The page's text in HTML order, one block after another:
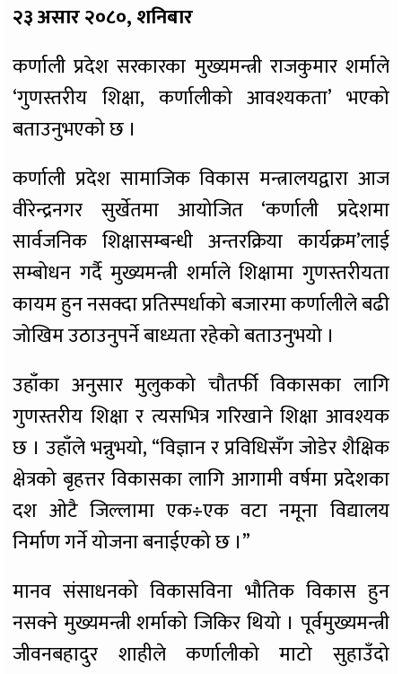
२३ असार २०८०, शनिबार
कर्णाली प्रदेश सरकारका मुख्यमन्त्री राजकुमार शर्माले
‘गुणस्तरीय शिक्षा, कर्णालीको आवश्यकता’ भएको
बताउनुभएको छ ।
कर्णाली प्रदेश सामाजिक विकास मन्त्रालयद्वारा आज
वीरेन्द्रनगर सुर्खेतमा आयोजित ‘कर्णाली प्रदेशमा
सार्वजनिक शिक्षासम्बन्धी अन्तरक्रिया कार्यक्रम’लाई
सम्बोधन गर्दै मुख्यमन्त्री शर्माले शिक्षामा गुणस्तरीयता
कायम हुन नसक्दा प्रतिस्पर्धाको बजारमा कर्णालीले बढी
जोखिम उठाउनुपर्ने बाध्यता रहेको बताउनुभयो ।
उहाँका अनुसार मुलुकको चौतर्फी विकासका लागि
गुणस्तरीय शिक्षा र त्यसभित्र गरिखाने शिक्षा आवश्यक
छ । उहाँले भन्नुभयो, “विज्ञान र प्रविधिसँग जोडेर शैक्षिक
क्षेत्रको बृहत्तर विकासका लागि आगामी वर्षमा प्रदेशका
दश ओटै जिल्लामा एक÷एक वटा नमूना विद्यालय
निर्माण गर्ने योजना बनाईएको छ ।”
मानव संसाधनको विकासविना भौतिक विकास हुन
नसक्ने मुख्यमन्त्री शर्माको जिकिर थियो । पूर्वमुख्यमन्त्री
जीवनबहादुर शाहीले कर्णालीको माटो सुहाउँदो